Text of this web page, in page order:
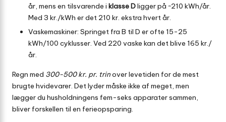
år, mens en tilsvarende i klasse Dligger på ~210 kWh/år.
Med 3 kr./kWh er det 210 kr. ekstra hvert år.
Vaskemaskiner: Springet fra B til D er ofte 15-25
kWh/100 cyklusser. Ved 220 vaske kan det blive 165 kr./
år.
Regn med 300-500 kr. pr. trinover levetiden for de mest
brugte hvidevarer. Det lyder måske ikke af meget, men
lægger du husholdningens fem-seks apparater sammen,
bliver forskellen til en ferieopsparing.